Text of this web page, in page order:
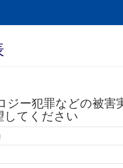
ー犯罪などの被害
してください